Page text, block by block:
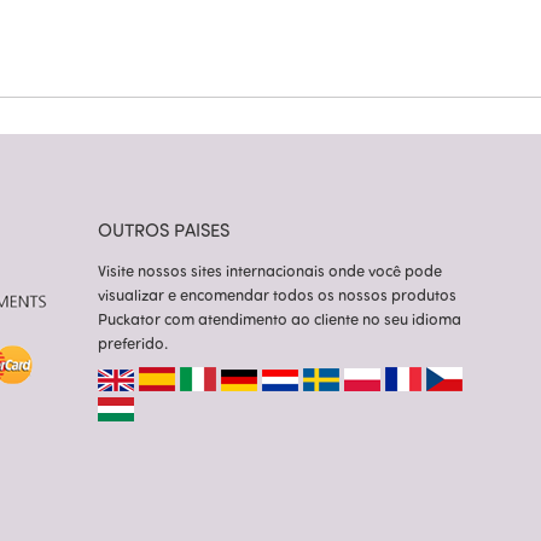
OUTROS PAISES
Visite nossos sites internacionais onde você pode
visualizar e encomendar todos os nossos produtos
Puckator com atendimento ao cliente no seu idioma
preferido.